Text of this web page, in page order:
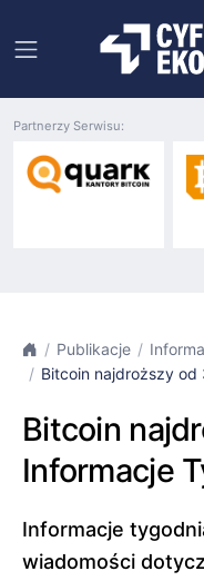
Partnerzy Serwisu:
Publikacje
Bitcoin najdroższy od
Bitcoin
Informacje
Informacje
wiadomości